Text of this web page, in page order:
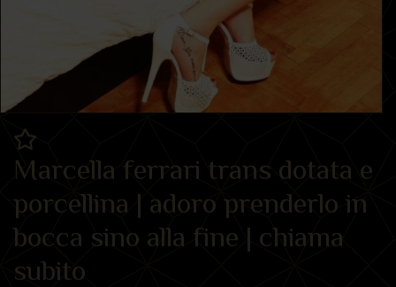
Marcella ferrari trans dotata e
porcellina | adoro prenderlo in
bocca sino alla fine | chiama
subito